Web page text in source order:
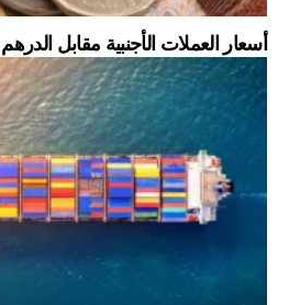
أسعار العملات الأجنبية مقابل